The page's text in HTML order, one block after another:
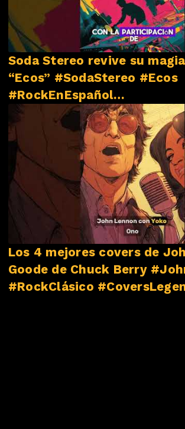
Soda Stereo revive su
“Ecos” #SodaStereo #Ecos
#RockEnEspañol
#NovedadesMusicales
Los 4 mejores covers de
Goode de Chuck Berry
#RockClásico